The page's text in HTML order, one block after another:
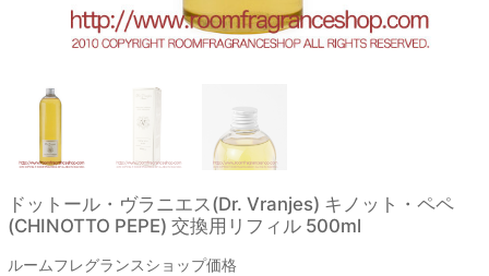
ドットール・ヴラニエス(Dr. Vranjes) キノット・ペペ
(CHINOTTO PEPE) 交換用リフィル 500ml
ルームフレグランスショップ価格